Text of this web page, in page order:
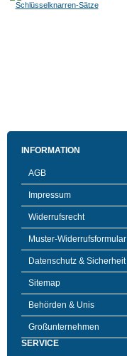
Schlüsselknarren-Sätze
INFORMATION
AGB
Impressum
Widerrufsrecht
Muster-Widerrufsformular
Datenschutz & Sicherheit
Sitemap
Behörden & Unis
Großunternehmen
SERVICE